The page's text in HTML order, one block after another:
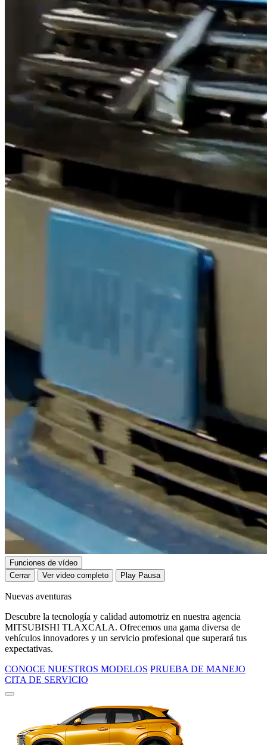
Funciones de vídeo
Cerrar
Ver video completo Play Pausa
Nuevas aventuras
Descubre la tecnología y calidad automotriz en nuestra agencia
MITSUBISHI TLAXCALA. Ofrecemos una gama diversa de
vehículos innovadores y un servicio profesional que superará tus
expectativas.
CONOCE NUESTROS MODELOS PRUEBA DE MANEJO
CITA DE SERVICIO